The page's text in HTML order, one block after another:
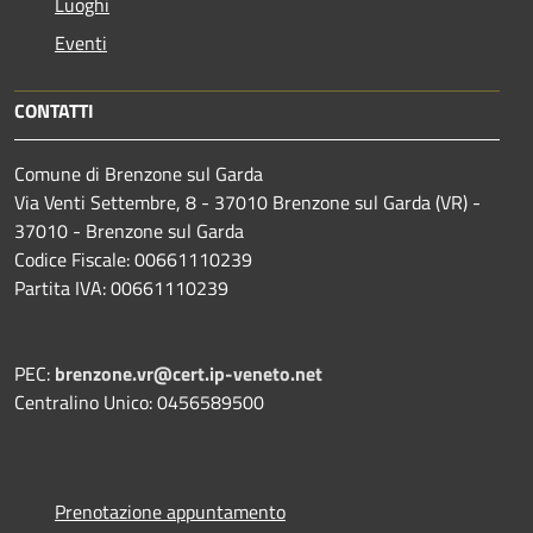
Eventi
CONTATTI
Comune di Brenzone sul Garda
Via Venti Settembre, 8 - 37010 Brenzone sul Garda (VR) -
37010 - Brenzone sul Garda
Codice Fiscale: 00661110239
Partita IVA: 00661110239
PEC: brenzone.vr@cert.ip-veneto.net
Centralino Unico: 0456589500
Prenotazione appuntamento